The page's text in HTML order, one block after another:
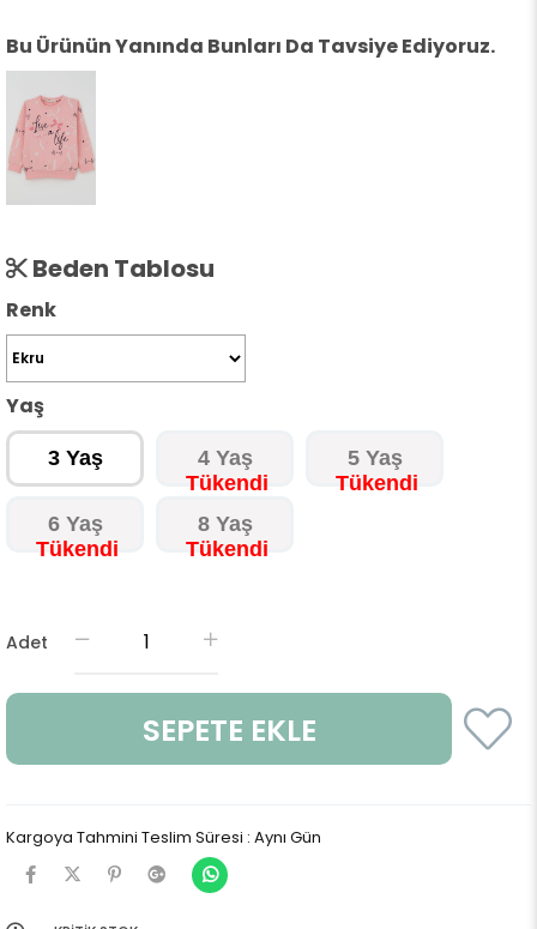
Bu Ürünün Yanında Bunları Da Tavsiye Ediyoruz.
Beden Tablosu
Renk
Yaş
3 Yaş 4 Yaş 5 Yaş
6 Yaş 8 Yaş
Adet
Kargoya Tahmini Teslim Süresi : Aynı Gün